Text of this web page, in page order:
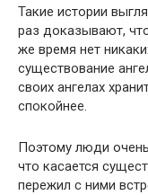
Такие истории
раз доказывают,
же время нет
существование
своих ангелах
спокойнее.
Поэтому люди
что касается
пережил с ними